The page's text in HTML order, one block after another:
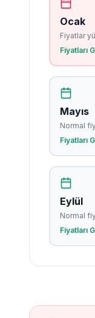
Ocak
Fiyatlar
Fiyatları
Mayıs
Normal
Fiyatları
Eylül
Normal
Fiyatları